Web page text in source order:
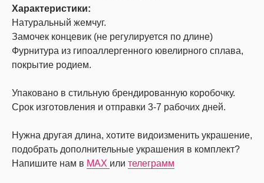
Характеристики:
Натуральный жемчуг.
Замочек концевик (не регулируется по длине)
Фурнитура из гипоаллергенного ювелирного сплава,
покрытие родием.
Упаковано в стильную брендированную коробочку.
Срок изготовления и отправки 3-7 рабочих дней.
Нужна другая длина, хотите видоизменить украшение,
подобрать дополнительные украшения в комплект?
Напишите нам в MAX или телеграмм